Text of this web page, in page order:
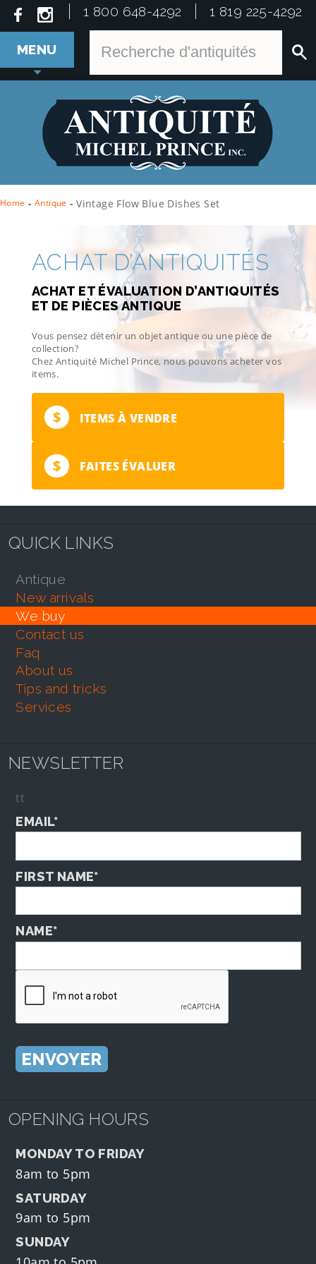
1 800 648-4292 1 819 225-4292
MENU
Home - Antique - Vintage Flow Blue Dishes Set
ACHAT D’ANTIQUITÉS
ACHAT ET ÉVALUATION D’ANTIQUITÉS
ET DE PIÈCES ANTIQUE
Vous pensez détenir un objet antique ou une pièce de
collection?
Chez Antiquité Michel Prince, nous pouvons acheter vos
items.
$ ITEMS À VENDRE
$ FAITES ÉVALUER
QUICK LINKS
antique
new arrivals
we buy
contact us
faq
about us
tips and tricks
services
NEWSLETTER
tt
EMAIL*
FIRST NAME*
NAME*
OPENING HOURS
MONDAY TO FRIDAY
8am to 5pm
SATURDAY
9am to 5pm
SUNDAY